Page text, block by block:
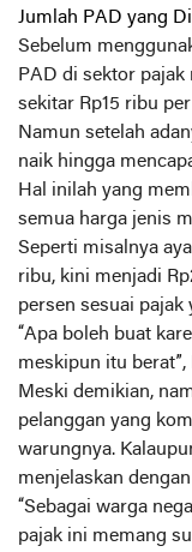
Jumlah PAD yang
Sebelum
PAD di sektor
sekitar Rp15 ribu
Namun setelah
naik hingga
Hal inilah yang
semua harga jenis
Seperti misalnya
ribu, kini menjadi
persen sesuai
“Apa boleh buat
meskipun itu berat”,
Meski demikian,
pelanggan yang
warungnya.
menjelaskan
“Sebagai warga
pajak ini memang